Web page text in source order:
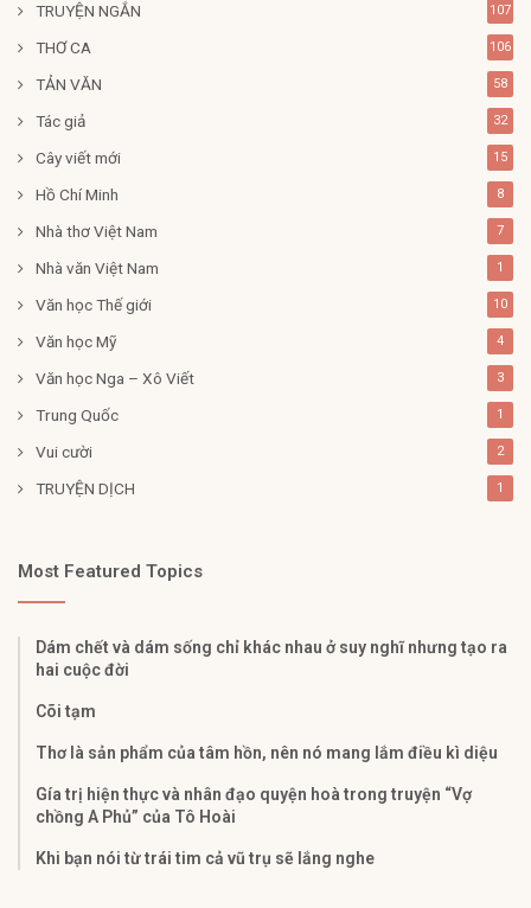
TRUYỆN NGẮN 107
THƠ CA 106
TẢN VĂN 58
Tác giả 32
Cây viết mới 15
Hồ Chí Minh 8
Nhà thơ Việt Nam 7
Nhà văn Việt Nam 1
Văn học Thế giới 10
Văn học Mỹ 4
Văn học Nga – Xô Viết 3
Trung Quốc 1
Vui cười 2
TRUYỆN DỊCH 1
Most Featured Topics
Dám chết và dám sống chỉ khác nhau ở suy nghĩ nhưng tạo ra
hai cuộc đời
Cõi tạm
Thơ là sản phẩm của tâm hồn, nên nó mang lắm điều kì diệu
Gía trị hiện thực và nhân đạo quyện hoà trong truyện “Vợ
chồng A Phủ” của Tô Hoài
Khi bạn nói từ trái tim cả vũ trụ sẽ lắng nghe